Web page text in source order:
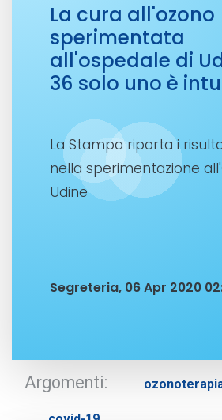
La cura all'ozono
sperimentata
all'ospedale di
36 solo uno è
La Stampa riporta i
nella sperimentazione
Udine
Segreteria, 06 Apr 2020
Argomenti: